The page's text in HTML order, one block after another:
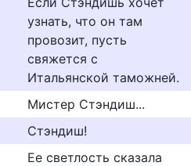
узнать, что он там
провозит, пусть
свяжется с
Итальянской таможней.
Мистер Стэндиш...
Стэндиш!
Ее светлость сказала